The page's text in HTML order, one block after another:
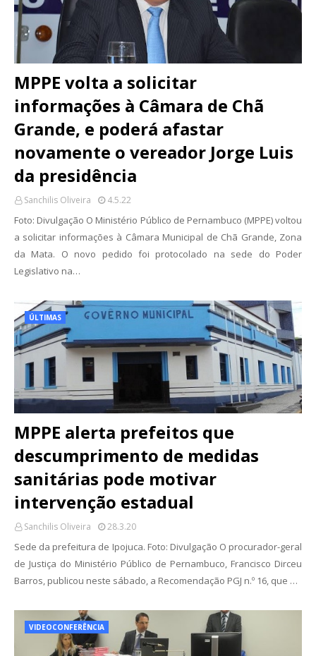
MPPE volta a solicitar
informações à Câmara de Chã
Grande, e poderá afastar
novamente o vereador Jorge Luis
da presidência
Sanchilis Oliveira 4.5.22
Foto: Divulgação O Ministério Público de Pernambuco (MPPE) voltou
a solicitar informações à Câmara Municipal de Chã Grande, Zona
da Mata. O novo pedido foi protocolado na sede do Poder
Legislativo na…
ÚLTIMAS
MPPE alerta prefeitos que
descumprimento de medidas
sanitárias pode motivar
intervenção estadual
Sanchilis Oliveira 28.3.20
Sede da prefeitura de Ipojuca. Foto: Divulgação O procurador-geral
de Justiça do Ministério Público de Pernambuco, Francisco Dirceu
Barros, publicou neste sábado, a Recomendação PGJ n.º 16, que …
VIDEOCONFERÊNCIA